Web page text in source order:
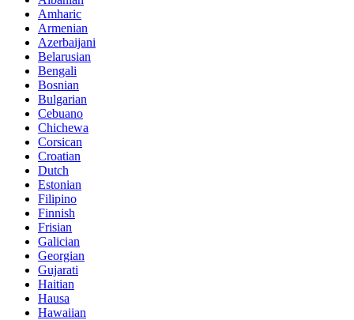
Amharic
Armenian
Azerbaijani
Belarusian
Bengali
Bosnian
Bulgarian
Cebuano
Chichewa
Corsican
Croatian
Dutch
Estonian
Filipino
Finnish
Frisian
Galician
Georgian
Gujarati
Haitian
Hausa
Hawaiian